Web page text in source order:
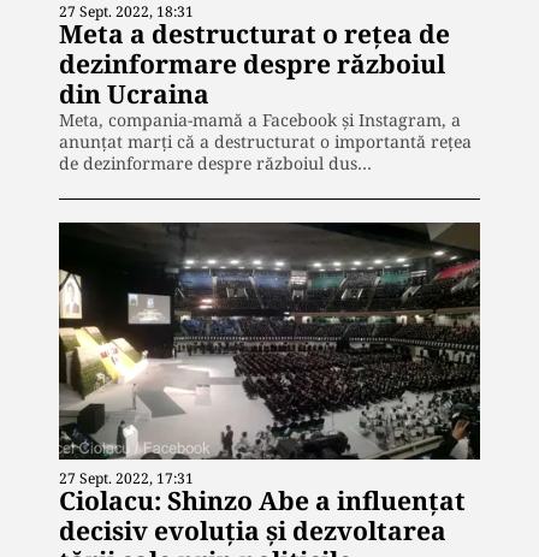
27 Sept. 2022, 18:31
Meta a destructurat o reţea de
dezinformare despre războiul
din Ucraina
Meta, compania-mamă a Facebook şi Instagram, a
anunţat marţi că a destructurat o importantă reţea
de dezinformare despre războiul dus…
27 Sept. 2022, 17:31
Ciolacu: Shinzo Abe a influenţat
decisiv evoluţia şi dezvoltarea